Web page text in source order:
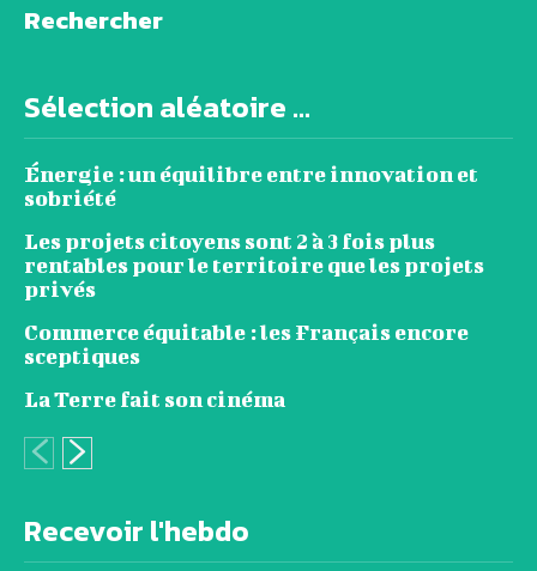
Rechercher
Sélection aléatoire ...
Énergie : un équilibre entre innovation et
sobriété
Les projets citoyens sont 2 à 3 fois plus
rentables pour le territoire que les projets
privés
Commerce équitable : les Français encore
sceptiques
La Terre fait son cinéma
Recevoir l'hebdo